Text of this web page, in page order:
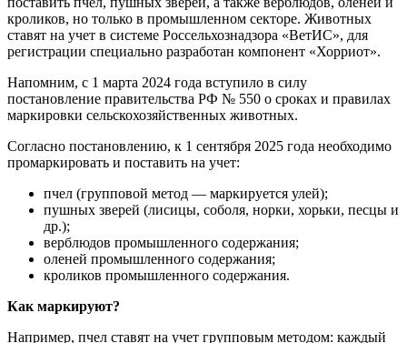
кроликов, но только в промышленном секторе. Животных
ставят на учет в системе Россельхознадзора «ВетИС», для
регистрации специально разработан компонент «Хорриот».
Напомним, с 1 марта 2024 года вступило в силу
постановление правительства РФ № 550 о сроках и правилах
маркировки сельскохозяйственных животных.
Согласно постановлению, к 1 сентября 2025 года необходимо
промаркировать и поставить на учет:
пчел (групповой метод — маркируется улей);
пушных зверей (лисицы, соболя, норки, хорьки, песцы и
др.);
верблюдов промышленного содержания;
оленей промышленного содержания;
кроликов промышленного содержания.
Как маркируют?
Например, пчел ставят на учет групповым методом: каждый